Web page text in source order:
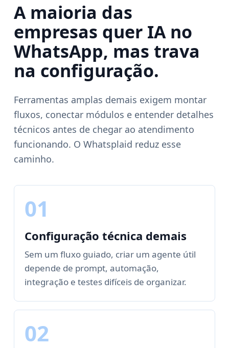
A maioria das
empresas quer IA no
WhatsApp, mas trava
na configuração.
Ferramentas amplas demais exigem montar
fluxos, conectar módulos e entender detalhes
técnicos antes de chegar ao atendimento
funcionando. O Whatsplaid reduz esse
caminho.
01
Configuração técnica demais
Sem um fluxo guiado, criar um agente útil
depende de prompt, automação,
integração e testes difíceis de organizar.
02